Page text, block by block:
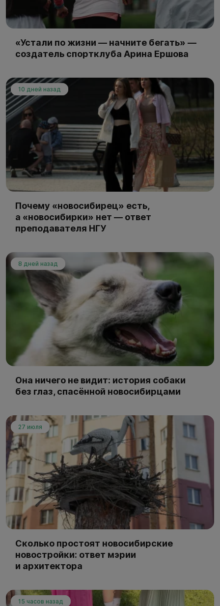
«Устали по жизни — начните бегать» —
создатель спортклуба Арина Ершова
10 дней назад
Почему «новосибирец» есть,
а «новосибирки» нет — ответ
преподавателя НГУ
8 дней назад
Она ничего не видит: история собаки
без глаз, спасённой новосибирцами
27 июля
Сколько простоят новосибирские
новостройки: ответ мэрии
и архитектора
15 часов назад